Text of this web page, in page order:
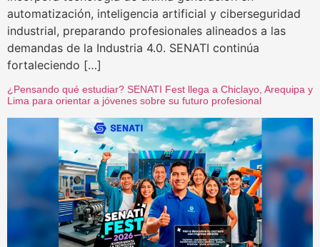
automatización, inteligencia artificial y ciberseguridad
industrial, preparando profesionales alineados a las
demandas de la Industria 4.0. SENATI continúa
fortaleciendo […]
¿Pensando qué estudiar? SENATI Fest llega a Chiclayo, Arequipa y
Lima para orientar a jóvenes sobre su futuro profesional